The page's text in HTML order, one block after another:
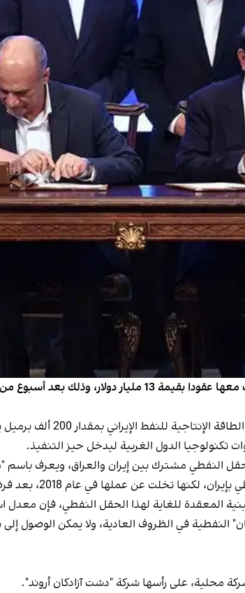
الدول الغربية ليدخل حيز التنفيذ.
النفطي مشترك بين إيران والعراق، ويعرف
في عام 2018، بعد فرض العقوبات الأميركية على إيران.
للغاية لهذا الحقل النفطي، فإن معدل استخلاصه